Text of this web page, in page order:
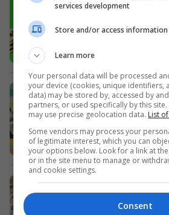
bëjë paranë më
Këto janë
qëndrueshme
zbulon studimi
Auto & Transport
Burri fiton
dhuratë nga
Interesante
services development
Store and/or access information
Learn more
Your personal data will be processed
your device (cookies, unique identifiers,
data) may be stored by, accessed by
partners, or used specifically by this
may use precise geolocation data. List
Some vendors may process your
of legitimate interest, which you can
your options below. Look for a link at
or in the site menu to manage or
and cookie settings.
Consent